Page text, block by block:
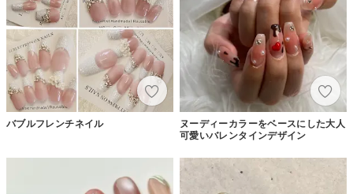
バブルフレンチネイル
ヌーディーカラーをベースにした大人
可愛いバレンタインデザイン